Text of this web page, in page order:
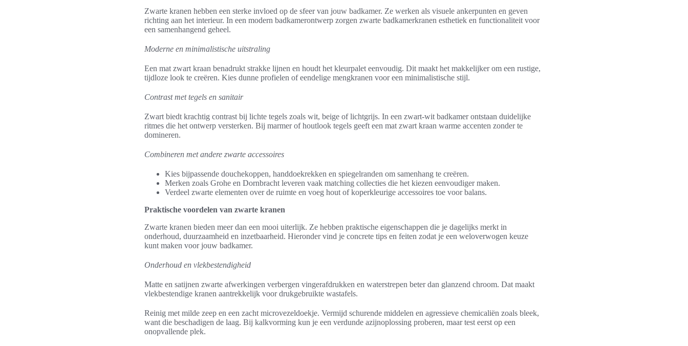
Zwarte kranen hebben een sterke invloed op de sfeer van jouw badkamer. Ze werken als visuele ankerpunten en geven
richting aan het interieur. In een modern badkamerontwerp zorgen zwarte badkamerkranen esthetiek en functionaliteit voor
een samenhangend geheel.
Moderne en minimalistische uitstraling
Een mat zwart kraan benadrukt strakke lijnen en houdt het kleurpalet eenvoudig. Dit maakt het makkelijker om een rustige,
tijdloze look te creëren. Kies dunne profielen of eendelige mengkranen voor een minimalistische stijl.
Contrast met tegels en sanitair
Zwart biedt krachtig contrast bij lichte tegels zoals wit, beige of lichtgrijs. In een zwart-wit badkamer ontstaan duidelijke
ritmes die het ontwerp versterken. Bij marmer of houtlook tegels geeft een mat zwart kraan warme accenten zonder te
domineren.
Combineren met andere zwarte accessoires
Kies bijpassende douchekoppen, handdoekrekken en spiegelranden om samenhang te creëren.
Merken zoals Grohe en Dornbracht leveren vaak matching collecties die het kiezen eenvoudiger maken.
Verdeel zwarte elementen over de ruimte en voeg hout of koperkleurige accessoires toe voor balans.
Praktische voordelen van zwarte kranen
Zwarte kranen bieden meer dan een mooi uiterlijk. Ze hebben praktische eigenschappen die je dagelijks merkt in
onderhoud, duurzaamheid en inzetbaarheid. Hieronder vind je concrete tips en feiten zodat je een weloverwogen keuze
kunt maken voor jouw badkamer.
Onderhoud en vlekbestendigheid
Matte en satijnen zwarte afwerkingen verbergen vingerafdrukken en waterstrepen beter dan glanzend chroom. Dat maakt
vlekbestendige kranen aantrekkelijk voor drukgebruikte wastafels.
Reinig met milde zeep en een zacht microvezeldoekje. Vermijd schurende middelen en agressieve chemicaliën zoals bleek,
want die beschadigen de laag. Bij kalkvorming kun je een verdunde azijnoplossing proberen, maar test eerst op een
onopvallende plek.